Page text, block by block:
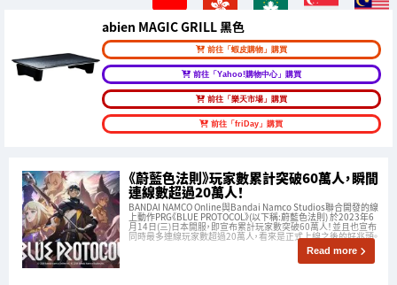
abien MAGIC GRILL 黑色
前往「蝦皮購物」購買
前往「Yahoo!購物中心」購買
前往「樂天市場」購買
前往「friDay」購買
《蔚藍色法則》玩家數累計突破60萬人，瞬間
連線數超過20萬人！
BANDAI NAMCO Online與Bandai Namco Studios聯合開發的線
上動作PRG《BLUE PROTOCOL》(以下稱:蔚藍色法則) 於2023年6
月14日(三)日本開服，即宣布累計玩家數突破60萬人！並且也宣布
同時最多連線玩家數超過20萬人，看來是正式上線之後的好兆頭。
Read more